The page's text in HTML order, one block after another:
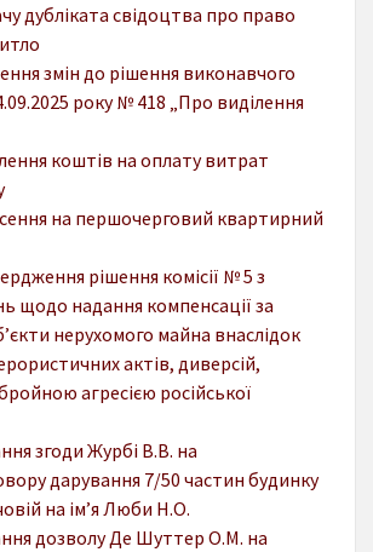
дубліката свідоцтва про право
змін до рішення виконавчого
року № 418 „Про виділення
коштів на оплату витрат
на першочерговий квартирний
рішення комісії № 5 з
щодо надання компенсації за
нерухомого майна внаслідок
актів, диверсій,
агресією російської
згоди Журбі В.В. на
дарування 7/50 частин будинку
на ім’я Люби Н.О.
дозволу Де Шуттер О.М. на